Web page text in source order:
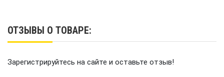
ОТЗЫВЫ О ТОВАРЕ:
Зарегистрируйтесь на сайте и оставьте отзыв!